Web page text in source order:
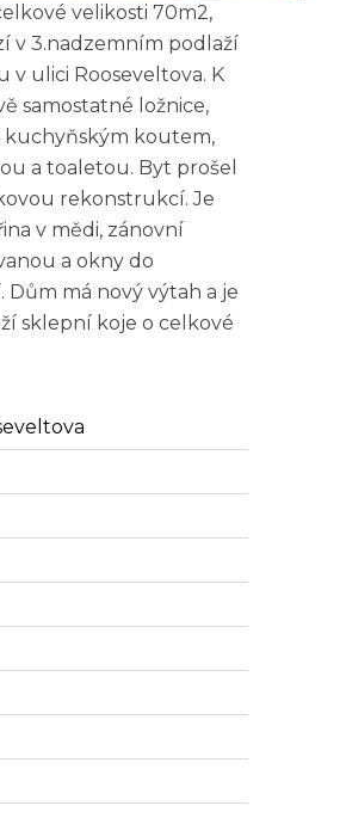
velikosti 70m2,
v 3.nadzemním podlaží
v ulici Rooseveltova. K
samostatné ložnice,
kuchyňským koutem,
a toaletou. Byt prošel
rekonstrukcí. Je
v mědi, zánovní
a okny do
má nový výtah a je
sklepní koje o celkové